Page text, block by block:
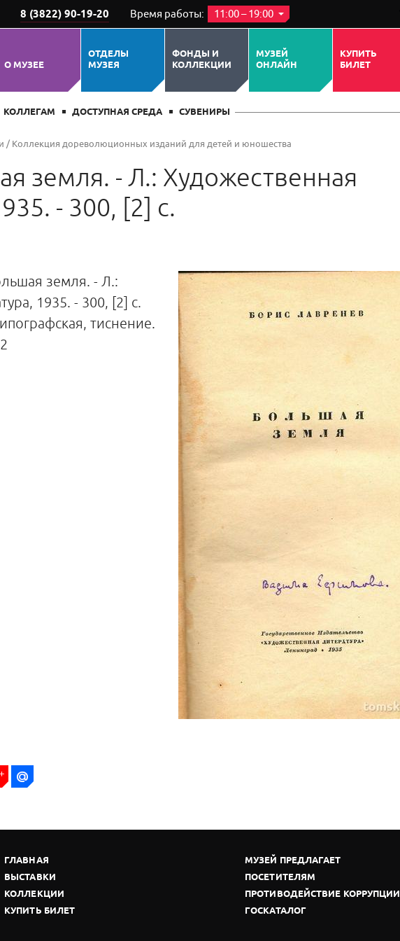
8 (3822) 90-19-20 Время работы: 11:00 – 19:00
О МУЗЕЕ
ОТДЕЛЫ
МУЗЕЯ
ФОНДЫ И
КОЛЛЕКЦИИ
МУЗЕЙ
ОНЛАЙН
КУПИТЬ
БИЛЕТ
КОЛЛЕГАМ ДОСТУПНАЯ СРЕДА СУВЕНИРЫ
/ Коллекция дореволюционных изданий для детей и юношества
земля. - Л.: Художественная
- 300, [2] с.
земля. - Л.:
1935. - 300, [2] с.
тиснение.
ГЛАВНАЯ
МУЗЕЙ ПРЕДЛАГАЕТ
ВЫСТАВКИ
ПОСЕТИТЕЛЯМ
КОЛЛЕКЦИИ
ПРОТИВОДЕЙСТВИЕ КОРРУПЦИИ
КУПИТЬ БИЛЕТ
ГОСКАТАЛОГ